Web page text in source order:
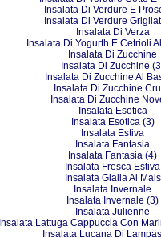
Insalata Di Verdure E
Insalata Di Verdure
Insalata Di Verza
Insalata Di Yogurth E Cetrioli
Insalata Di Zucchine
Insalata Di Zucchine
Insalata Di Zucchine Al
Insalata Di Zucchine
Insalata Di Zucchine
Insalata Esotica
Insalata Esotica (3)
Insalata Estiva
Insalata Fantasia
Insalata Fantasia (4)
Insalata Fresca Estiva
Insalata Gialla Al Mais
Insalata Invernale
Insalata Invernale (3)
Insalata Julienne
Insalata Lattuga Cappuccia Con
Insalata Lucana Di